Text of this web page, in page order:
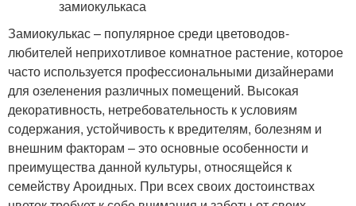
Замиокулькас – популярное среди цветоводов-
любителей неприхотливое комнатное растение, которое
часто используется профессиональными дизайнерами
для озеленения различных помещений. Высокая
декоративность, нетребовательность к условиям
содержания, устойчивость к вредителям, болезням и
внешним факторам – это основные особенности и
преимущества данной культуры, относящейся к
семейству Ароидных. При всех своих достоинствах